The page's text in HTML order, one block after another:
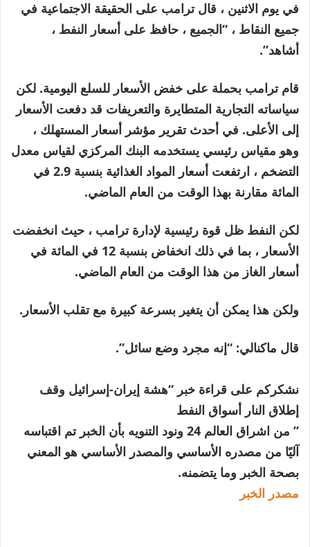
في يوم الاثنين ، قال ترامب على الحقيقة الاجتماعية في
جميع النقاط ، “الجميع ، حافظ على أسعار النفط ،
أشاهد”.
قام ترامب بحملة على خفض الأسعار للسلع اليومية. لكن
سياساته التجارية المتطايرة والتعريفات قد دفعت الأسعار
إلى الأعلى. في أحدث تقرير مؤشر أسعار المستهلك ،
وهو مقياس رئيسي يستخدمه البنك المركزي لقياس معدل
التضخم ، ارتفعت أسعار المواد الغذائية بنسبة 2.9 في
المائة مقارنة بهذا الوقت من العام الماضي.
لكن النفط ظل قوة رئيسية لإدارة ترامب ، حيث انخفضت
الأسعار ، بما في ذلك انخفاض بنسبة 12 في المائة في
أسعار الغاز من هذا الوقت من العام الماضي.
ولكن هذا يمكن أن يتغير بسرعة كبيرة مع تقلب الأسعار.
قال ماكنالي: “إنه مجرد وضع سائل”.
نشكركم على قراءة خبر “هشة إيران-إسرائيل وقف
إطلاق النار أسواق النفط
” من اشراق العالم 24 ونود التنويه بأن الخبر تم اقتباسه
آليًا من مصدره الأساسي والمصدر الأساسي هو المعني
بصحة الخبر وما يتضمنه.
مصدر الخبر